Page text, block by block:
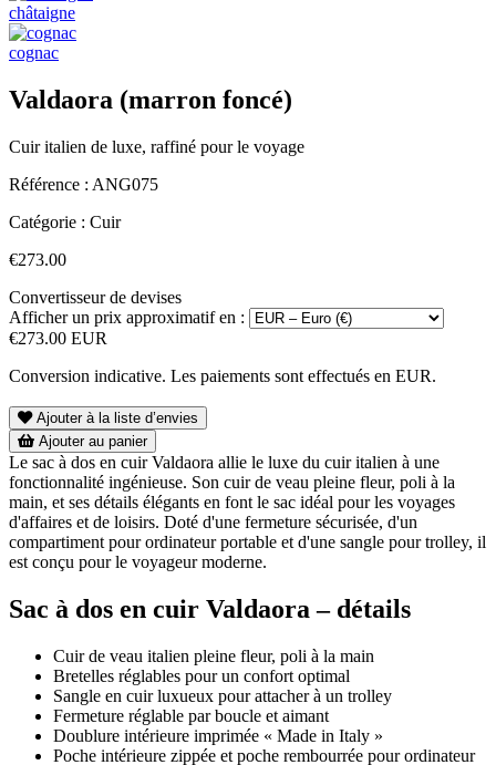
châtaigne
cognac
Valdaora (marron foncé)
Cuir italien de luxe, raffiné pour le voyage
Référence : ANG075
Catégorie : Cuir
€273.00
Convertisseur de devises
Afficher un prix approximatif en :
€273.00 EUR
Conversion indicative. Les paiements sont effectués en EUR.
Ajouter à la liste d’envies
Ajouter au panier
Le sac à dos en cuir Valdaora allie le luxe du cuir italien à une
fonctionnalité ingénieuse. Son cuir de veau pleine fleur, poli à la
main, et ses détails élégants en font le sac idéal pour les voyages
d'affaires et de loisirs. Doté d'une fermeture sécurisée, d'un
compartiment pour ordinateur portable et d'une sangle pour trolley, il
est conçu pour le voyageur moderne.
Sac à dos en cuir Valdaora – détails
Cuir de veau italien pleine fleur, poli à la main
Bretelles réglables pour un confort optimal
Sangle en cuir luxueux pour attacher à un trolley
Fermeture réglable par boucle et aimant
Doublure intérieure imprimée « Made in Italy »
Poche intérieure zippée et poche rembourrée pour ordinateur